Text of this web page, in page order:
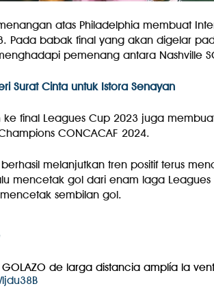
atas Philadelphia membuat
Pada babak final yang akan digelar
pemenang antara Nashville
Surat Cinta untuk Istora Senayan
ke final Leagues Cup 2023 juga
CONCACAF 2024.
berhasil melanjutkan tren positif terus
mencetak gol dari enam laga
sembilan gol.
GOLAZO de larga distancia amplía la